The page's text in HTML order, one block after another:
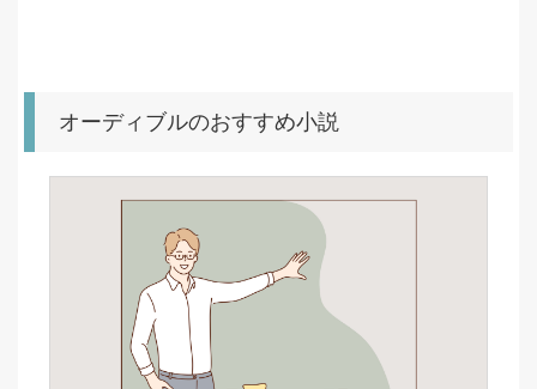
オーディブルのおすすめ小説